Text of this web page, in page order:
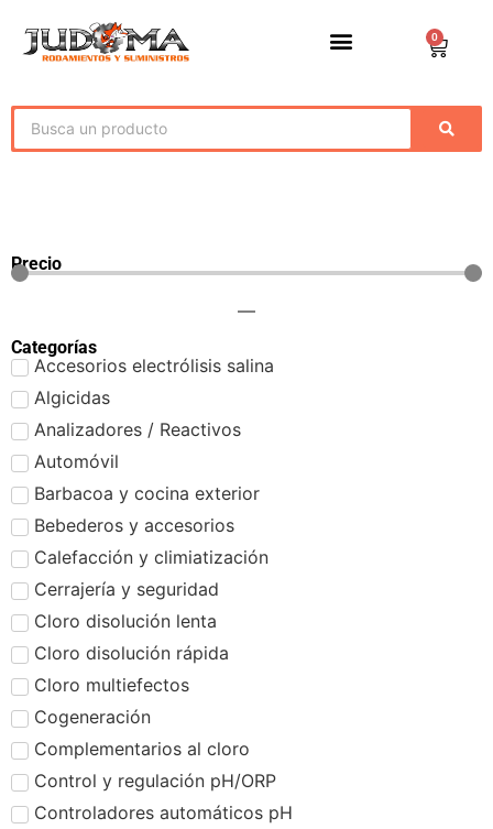
0
Precio
—
Categorías
Accesorios electrólisis salina
Algicidas
Analizadores / Reactivos
Automóvil
Barbacoa y cocina exterior
Bebederos y accesorios
Calefacción y climiatización
Cerrajería y seguridad
Cloro disolución lenta
Cloro disolución rápida
Cloro multiefectos
Cogeneración
Complementarios al cloro
Control y regulación pH/ORP
Controladores automáticos pH